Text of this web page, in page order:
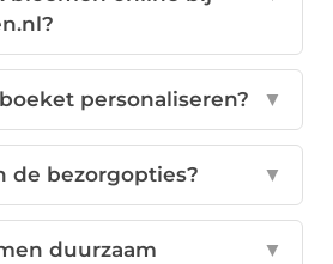
personaliseren? ▼
de bezorgopties? ▼
duurzaam
▼